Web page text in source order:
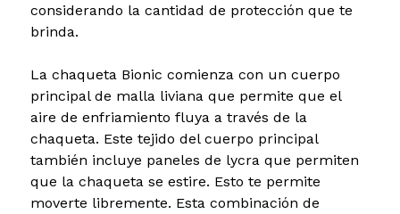
considerando la cantidad de protección que te
brinda.
La chaqueta Bionic comienza con un cuerpo
principal de malla liviana que permite que el
aire de enfriamiento fluya a través de la
chaqueta. Este tejido del cuerpo principal
también incluye paneles de lycra que permiten
que la chaqueta se estire. Esto te permite
moverte libremente. Esta combinación de